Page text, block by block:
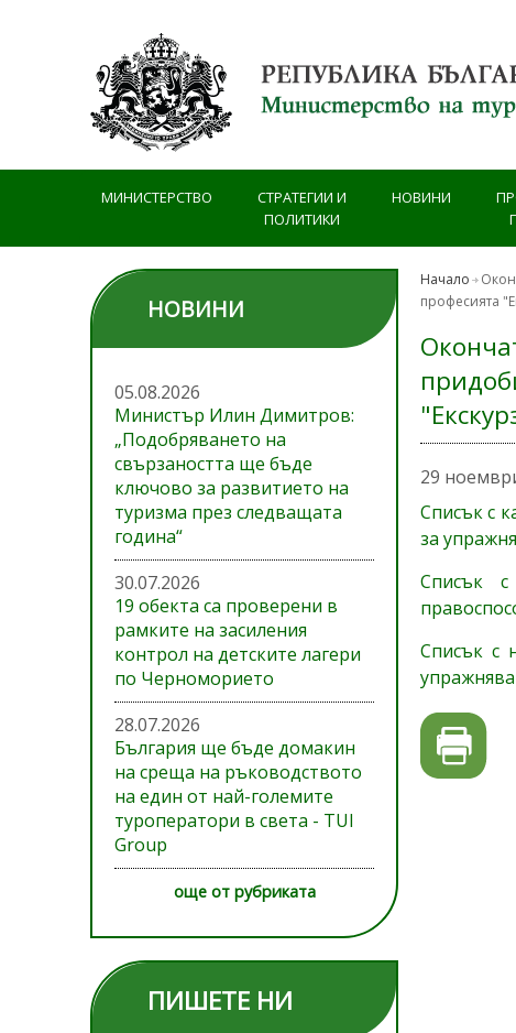
МИНИСТЕРСТВО
СТРАТЕГИИ И
ПОЛИТИКИ
НОВИНИ
НОВИНИ
05.08.2026
Министър Илин Димитров:
„Подобряването на
свързаността ще бъде
ключово за развитието на
туризма през следващата
година“
30.07.2026
19 обекта са проверени в
рамките на засиления
контрол на детските лагери
по Черноморието
28.07.2026
България ще бъде домакин
на среща на ръководството
на един от най-големите
туроператори в света - TUI
Group
още от рубриката
ПИШЕТЕ НИ
Начало
професията
29
Списък с
за
Списък
Списък с